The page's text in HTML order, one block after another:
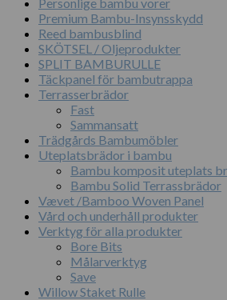
Premium Bambu-Insynsskydd
Reed bambusblind
SKÖTSEL / Oljeprodukter
SPLIT BAMBURULLE
Täckpanel för bambutrappa
Terrasserbrädor
Fast
Sammansatt
Trädgårds Bambumöbler
Uteplatsbrädor i bambu
Bambu komposit uteplats
Bambu Solid Terrassbrädor
Vævet /Bamboo Woven Panel
Vård och underhåll produkter
Verktyg för alla produkter
Bore Bits
Målarverktyg
Save
Willow Staket Rulle